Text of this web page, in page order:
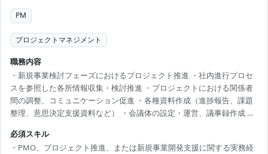
PM
プロジェクトマネジメント
職務内容
・新規事業検討フェーズにおけるプロジェクト推進 ・社内進行プロセ
スを参照した各所情報収集・検討推進 ・プロジェクトにおける関係者
間の調整、コミュニケーション促進 ・各種資料作成（進捗報告、課題
整理、意思決定支援資料など） ・会議体の設定・運営、議事録作成 ・
め。
必須スキル
・PMO、プロジェクト推進、または新規事業開発支援に関する実務経